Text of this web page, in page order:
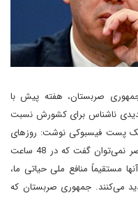
صربستان، هفته پیش با
ناشناس برای کشورش نسبت
یک پست فیسبوکی نوشت: روزهای
سختی در راه صربستان است. و در حال حاضر نمی‌توان گفت که در 48 ساعت
مستقیماً منافع ملی حیاتی ما،
می‌کنند. جمهوری صربستان که